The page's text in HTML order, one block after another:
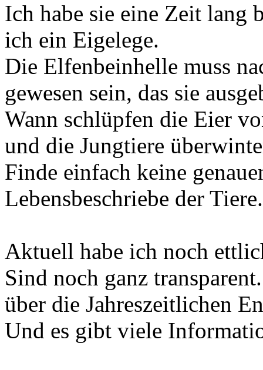
Ich habe sie eine Zeit lang
ich ein Eigelege.
Die Elfenbeinhelle muss
gewesen sein, das sie
Wann schlüpfen die Eier
und die Jungtiere
Finde einfach keine
Lebensbeschriebe der Tiere.
Aktuell habe ich noch
Sind noch ganz
über die Jahreszeitlichen
Und es gibt viele